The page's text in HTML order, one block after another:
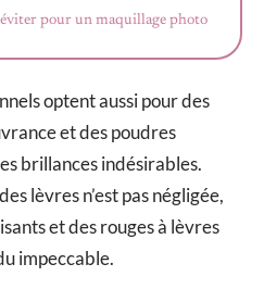
éviter pour un maquillage photo
optent aussi pour des
et des poudres
brillances indésirables.
lèvres n’est pas négligée,
et des rouges à lèvres
impeccable.